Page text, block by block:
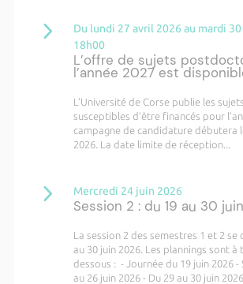
Du lundi 27 avril 2026 au mardi
18h00
L’offre de sujets
l’année 2027 est
L’Université de Corse publie les
susceptibles d’être financés pour
campagne de candidature débutera
2026. La date limite de réception...
Mercredi 24 juin 2026
Session 2 : du 19 au 30
La session 2 des semestres 1 et 2 se
au 30 juin 2026. Les plannings sont à
dessous : - Journée du 19 juin 2026 -
au 26 juin 2026 - Du 29 au 30 juin 2026